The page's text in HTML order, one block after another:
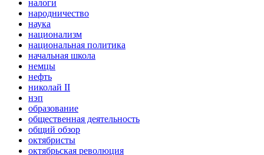
налоги
народничество
наука
национализм
национальная политика
начальная школа
немцы
нефть
николай II
нэп
образование
общественная деятельность
общий обзор
октябристы
октябрьская революция